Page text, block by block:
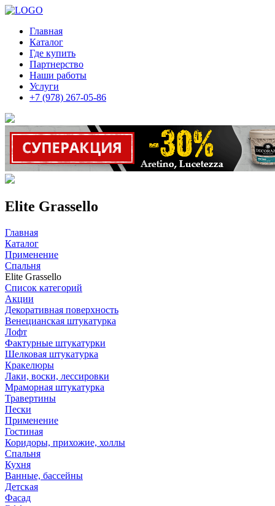
Главная
Каталог
Где купить
Партнерство
Наши работы
Услуги
+7 (978) 267-05-86
Elite Grassello
Главная
Каталог
Применение
Спальня
Elite Grassello
Список категорий
Акции
Декоративная поверхность
Венецианская штукатурка
Лофт
Фактурные штукатурки
Шелковая штукатурка
Кракелюры
Лаки, воски, лессировки
Мраморная штукатурка
Травертины
Пески
Применение
Гостиная
Коридоры, прихожие, холлы
Спальня
Кухня
Ванные, бассейны
Детская
Фасад